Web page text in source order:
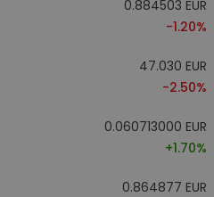
0.884503 EUR
-1.20%
47.030 EUR
-2.50%
0.060713000 EUR
+1.70%
0.864877 EUR